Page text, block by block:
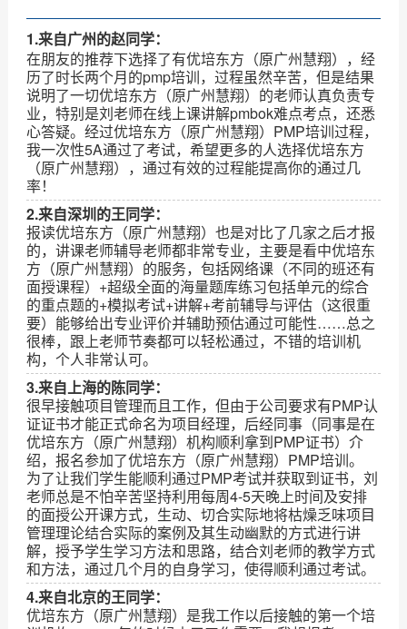
1.来自广州的赵同学：
在朋友的推荐下选择了有优培东方（原广州慧翔），经
历了时长两个月的pmp培训，过程虽然辛苦，但是结果
说明了一切优培东方（原广州慧翔）的老师认真负责专
业，特别是刘老师在线上课讲解pmbok难点考点，还悉
心答疑。经过优培东方（原广州慧翔）PMP培训过程，
我一次性5A通过了考试，希望更多的人选择优培东方
（原广州慧翔），通过有效的过程能提高你的通过几
率！
2.来自深圳的王同学：
报读优培东方（原广州慧翔）也是对比了几家之后才报
的，讲课老师辅导老师都非常专业，主要是看中优培东
方（原广州慧翔）的服务，包括网络课（不同的班还有
面授课程）+超级全面的海量题库练习包括单元的综合
的重点题的+模拟考试+讲解+考前辅导与评估（这很重
要）能够给出专业评价并辅助预估通过可能性……总之
很棒，跟上老师节奏都可以轻松通过，不错的培训机
构，个人非常认可。
3.来自上海的陈同学：
很早接触项目管理而且工作，但由于公司要求有PMP认
证证书才能正式命名为项目经理，后经同事（同事是在
优培东方（原广州慧翔）机构顺利拿到PMP证书）介
绍，报名参加了优培东方（原广州慧翔）PMP培训。
为了让我们学生能顺利通过PMP考试并获取到证书，刘
老师总是不怕辛苦坚持利用每周4-5天晚上时间及安排
的面授公开课方式，生动、切合实际地将枯燥乏味项目
管理理论结合实际的案例及其生动幽默的方式进行讲
解，授予学生学习方法和思路，结合刘老师的教学方式
和方法，通过几个月的自身学习，使得顺利通过考试。
4.来自北京的王同学：
优培东方（原广州慧翔）是我工作以后接触的第一个培